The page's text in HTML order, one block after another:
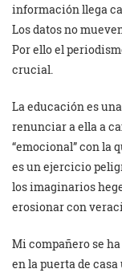
información llega
Los datos no
Por ello el
crucial.
La educación es
renunciar a ella a
“emocional” con la
es un ejercicio
los imaginarios
erosionar con
Mi compañero se
en la puerta de